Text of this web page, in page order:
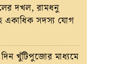
দখল, রামধনু
একাধিক সদস্য যোগ
খুঁটিপুজোর মাধ্যমে